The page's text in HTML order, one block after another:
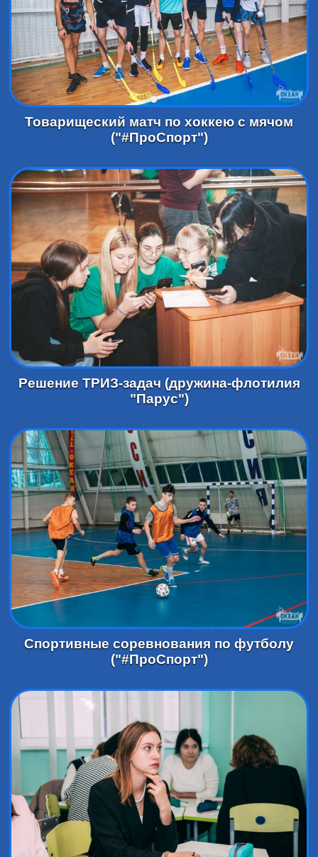
Товарищеский матч по хоккею с мячом
("#ПроСпорт")
Решение ТРИЗ-задач (дружина-флотилия
"Парус")
Спортивные соревнования по футболу
("#ПроСпорт")